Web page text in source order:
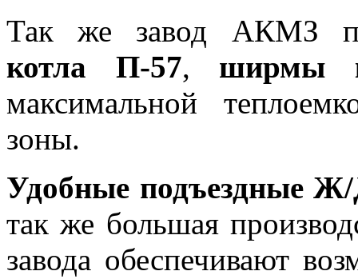
Так же завод АКМЗ
котла П-57, ширмы
максимальной
зоны.
Удобные подъездные
так же большая
завода обеспечивают